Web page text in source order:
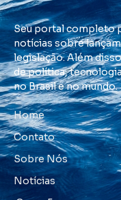
Seu portal completo
notícias sobre
legislação. Além
de política,
no Brasil e no mundo.
Home
Contato
Sobre Nós
Notícias